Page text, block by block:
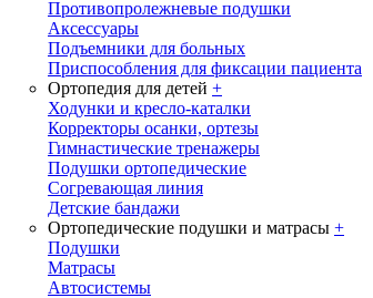
Противопролежневые подушки
Аксессуары
Подъемники для больных
Приспособления для фиксации пациента
Ортопедия для детей +
Ходунки и кресло-каталки
Корректоры осанки, ортезы
Гимнастические тренажеры
Подушки ортопедические
Согревающая линия
Детские бандажи
Ортопедические подушки и матрасы +
Подушки
Матрасы
Автосистемы